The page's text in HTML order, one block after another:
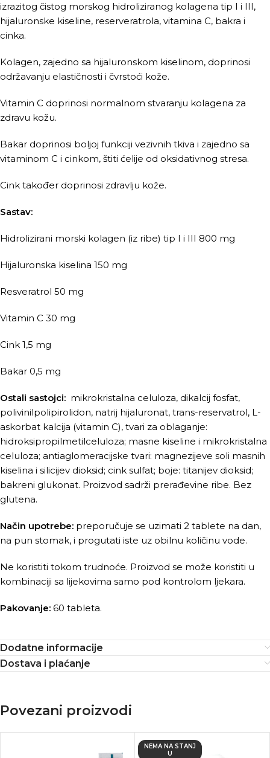
izrazitog čistog morskog hidroliziranog kolagena tip I i III,
hijaluronske kiseline, reserveratrola, vitamina C, bakra i
cinka.
Kolagen, zajedno sa hijaluronskom kiselinom, doprinosi
održavanju elastičnosti i čvrstoći kože.
Vitamin C doprinosi normalnom stvaranju kolagena za
zdravu kožu.
Bakar doprinosi boljoj funkciji vezivnih tkiva i zajedno sa
vitaminom C i cinkom, štiti ćelije od oksidativnog stresa.
Cink također doprinosi zdravlju kože.
Sastav:
Hidrolizirani morski kolagen (iz ribe) tip I i III 800 mg
Hijaluronska kiselina 150 mg
Resveratrol 50 mg
Vitamin C 30 mg
Cink 1,5 mg
Bakar 0,5 mg
Ostali sastojci: mikrokristalna celuloza, dikalcij fosfat,
polivinilpolipirolidon, natrij hijaluronat, trans-reservatrol, L-
askorbat kalcija (vitamin C), tvari za oblaganje:
hidroksipropilmetilceluloza; masne kiseline i mikrokristalna
celuloza; antiaglomeracijske tvari: magnezijeve soli masnih
kiselina i silicijev dioksid; cink sulfat; boje: titanijev dioksid;
bakreni glukonat. Proizvod sadrži prerađevine ribe. Bez
glutena.
Način upotrebe: preporučuje se uzimati 2 tablete na dan,
na pun stomak, i progutati iste uz obilnu količinu vode.
Ne koristiti tokom trudnoće. Proizvod se može koristiti u
kombinaciji sa lijekovima samo pod kontrolom ljekara.
Pakovanje: 60 tableta.
Dodatne informacije
Dostava i plaćanje
Povezani proizvodi
NEMA NA STANJ
U